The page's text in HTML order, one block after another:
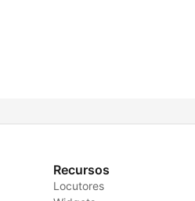
Recursos
Locutores